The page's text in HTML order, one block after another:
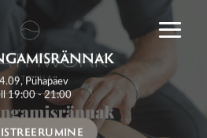
Pühapäev
19:00 - 21:00